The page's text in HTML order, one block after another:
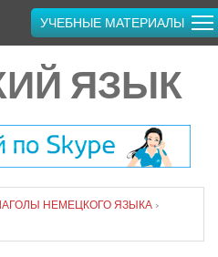
ЯЗЫК
УЧЕБНЫЕ МАТЕРИАЛЫ
НЕМЕЦКОГО ЯЗЫКА ›